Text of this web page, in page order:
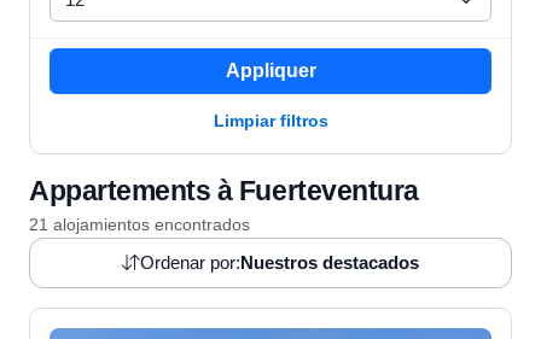
Appliquer
Limpiar filtros
Appartements à Fuerteventura
21 alojamientos encontrados
Ordenar por:Nuestros destacados